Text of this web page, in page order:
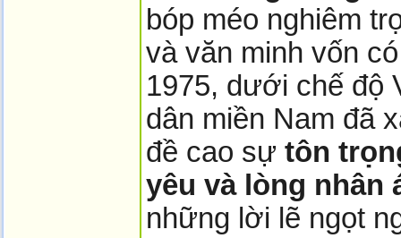
bóp méo nghiêm
và văn minh vốn
1975, dưới chế độ
dân miền Nam đã
đề cao sự tôn
yêu và lòng nhân
những lời lẽ ngọt